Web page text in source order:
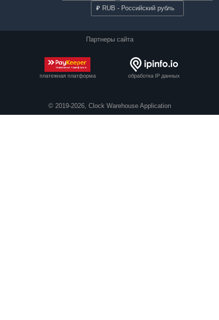
₽ RUB - Российский рубль
Партнеры сайта
платежная платформа обработка IP данных
© 2019-2026, Clock Warehouse Application